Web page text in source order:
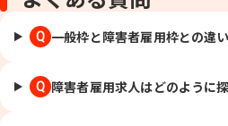
Q 一般枠と障害者雇用枠との違
Q 障害者雇用求人はどのように